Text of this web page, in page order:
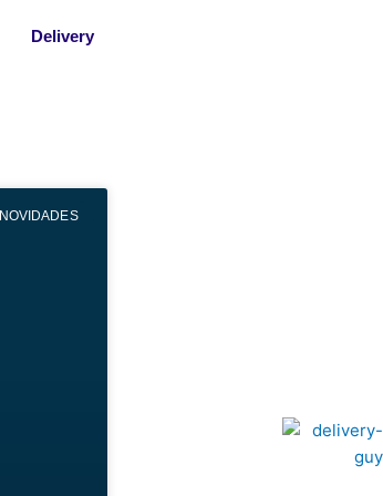
Delivery
NOVIDADES